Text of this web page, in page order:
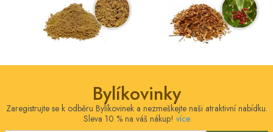
Bylíkovinky
Zaregistrujte se k odběru Bylíkovinek a nezmeškejte naši atraktivní nabídku.
Sleva 10 % na váš nákup! více